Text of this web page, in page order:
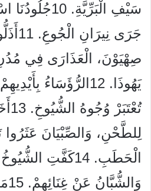
سَيْفِ الْبَرِّيَّةِ.
جَرَى
صِهْيَوْنَ، الْعَذَارَى فِي
يَهُوذَا. 12الرُّؤَسَاءُ
لِلطَّحْنِ، وَالصِّبْيَانَ
الْحَطَبِ. 14كَفَّتِ